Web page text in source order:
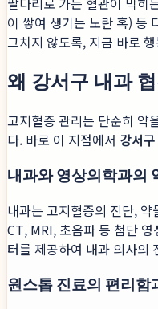
이 쌓여 생기는 노란 혹) 등
그치지 않도록, 지금 바로
왜 강서구 내과
고지혈증 관리는 단순히 약
다. 바로 이 지점에서 강서
내과와 영상의학과의
내과는 고지혈증의 진단,
CT, MRI, 초음파 등 첨단
터를 제공하여 내과 의사의
원스톱 진료의 편리함